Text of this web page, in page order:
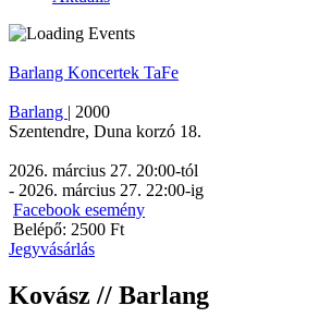
Barlang Koncertek TaFe
Barlang | 2000
Szentendre, Duna korzó 18.
2026. március 27. 20:00-tól
- 2026. március 27. 22:00-ig
Facebook esemény
Belépő: 2500 Ft
Jegyvásárlás
Kovász // Barlang